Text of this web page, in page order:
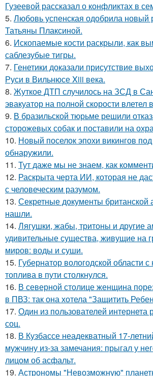
Гузеевой рассказал о конфликтах в
5. Любовь успенская одобрила новый
Татьяны Плаксиной.
6. Ископаемые кости раскрыли, как
саблезубые тигры.
7. Генетики доказали присутствие
Руси в Вильнюсе Xiii века.
8. Жуткое ДТП случилось на ЗСД в
эвакуатор на полной скорости влетел
9. В бразильской тюрьме решили
сторожевых собак и поставили на
10. Новый поселок эпохи викингов
обнаружили.
11. Тут даже мы не знаем, как
12. Раскрыта черта ИИ, которая не
с человеческим разумом.
13. Секретные документы британской
нашли.
14. Лягушки, жабы, тритоны и другие
удивительные существа, живущие на
миров: воды и суши.
15. Губернатор вологодской области с
топлива в пути столкнулся.
16. В северной столице женщина
в ПВЗ: так она хотела "Защитить
17. Один из пользователей интернета
соц.
18. В Кузбассе неадекватный 17-
мужчину из-за замечания: прыгал у
лицом об асфальт.
19. Астрономы "Невозможную"